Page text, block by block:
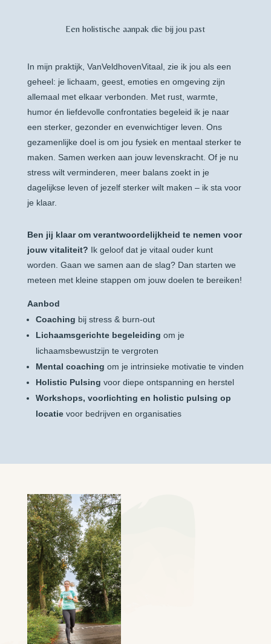
Een holistische aanpak die bij jou past
In mijn praktijk, VanVeldhovenVitaal, zie ik jou als een
geheel: je lichaam, geest, emoties en omgeving zijn
allemaal met elkaar verbonden. Met rust, warmte,
humor én liefdevolle confrontaties begeleid ik je naar
een sterker, gezonder en evenwichtiger leven. Ons
gezamenlijke doel is om jou fysiek en mentaal sterker te
maken. Samen werken aan jouw levenskracht. Of je nu
stress wilt verminderen, meer balans zoekt in je
dagelijkse leven of jezelf sterker wilt maken – ik sta voor
je klaar.
Ben jij klaar om verantwoordelijkheid te nemen voor
jouw vitaliteit? Ik geloof dat je vitaal ouder kunt
worden. Gaan we samen aan de slag? Dan starten we
meteen met kleine stappen om jouw doelen te bereiken!
Aanbod
Coaching bij stress & burn-out
Lichaamsgerichte begeleiding om je
lichaamsbewustzijn te vergroten
Mental coaching om je intrinsieke motivatie te vinden
Holistic Pulsing voor diepe ontspanning en herstel
Workshops, voorlichting en holistic pulsing op
locatie voor bedrijven en organisaties